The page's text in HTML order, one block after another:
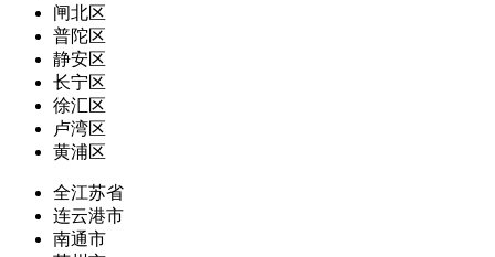
闸北区
普陀区
静安区
长宁区
徐汇区
卢湾区
黄浦区
全江苏省
连云港市
南通市